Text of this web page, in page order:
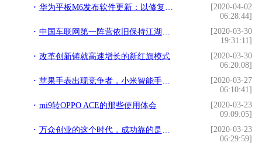
华为平板M6发布软件更新：以修复BUG为主
[2020-04-02
06:28:44]
中国车联网第一阵营依旧保持江湖地位，市场份额逐步增长
[2020-03-30
19:31:11]
改革创新铸就高速增长的新红旗模式
[2020-03-30
06:20:08]
苹果手表出现竞争者，小米智能手表欲要取代
[2020-03-27
06:10:41]
mi9转OPPO ACE的那些使用体会
[2020-03-23
09:09:05]
万众创业的这个时代，成功靠的是什么？眼光？头脑？还是什么？
[2020-03-23
06:29:59]